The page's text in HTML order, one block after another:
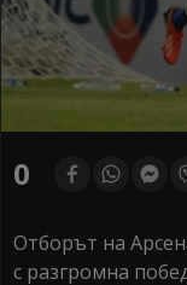
0
Отборът на
с разгромна